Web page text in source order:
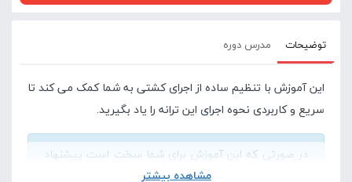
توضیحات مدرس دوره
این آموزش با تنظیم ساده از اجرای کشتی به شما کمک می کند تا
سریع و کاربردی نحوه اجرای این ترانه را یاد بگیرید.
در صورتی که این آموزش برای شما سخت است پیشنهاد
می کنیم دوره های پایه ای گیتار در سایت لامینور را
مشاهده بیشتر